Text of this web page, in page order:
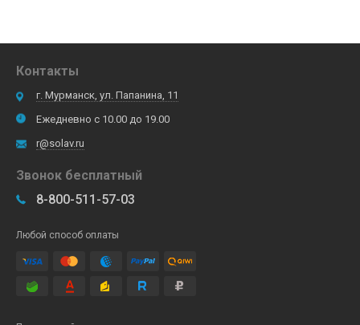
Контакты
г. Мурманск, ул. Папанина, 11
Ежедневно с 10.00 до 19.00
r@solav.ru
Звонок бесплатный
8-800-511-57-03
Любой способ оплаты